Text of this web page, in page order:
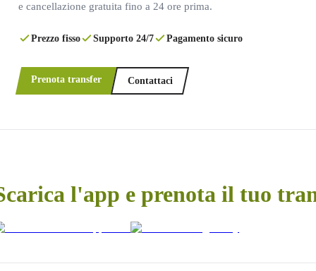
e cancellazione gratuita fino a 24 ore prima.
Prezzo fisso Supporto 24/7 Pagamento sicuro
Prenota transfer Contattaci
l'app e prenota il tuo